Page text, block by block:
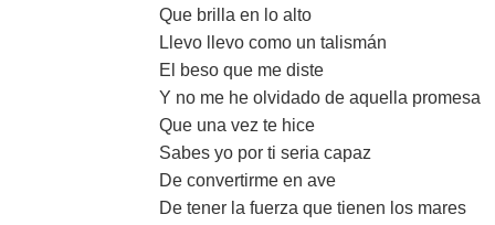
Que brilla en lo alto
Llevo llevo como un talismán
El beso que me diste
Y no me he olvidado de aquella promesa
Que una vez te hice
Sabes yo por ti seria capaz
De convertirme en ave
De tener la fuerza que tienen los mares